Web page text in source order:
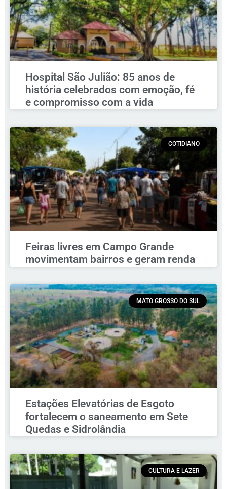
Hospital São Julião: 85 anos de
história celebrados com emoção, fé
e compromisso com a vida
COTIDIANO
Feiras livres em Campo Grande
movimentam bairros e geram renda
MATO GROSSO DO SUL
Estações Elevatórias de Esgoto
fortalecem o saneamento em Sete
Quedas e Sidrolândia
CULTURA E LAZER